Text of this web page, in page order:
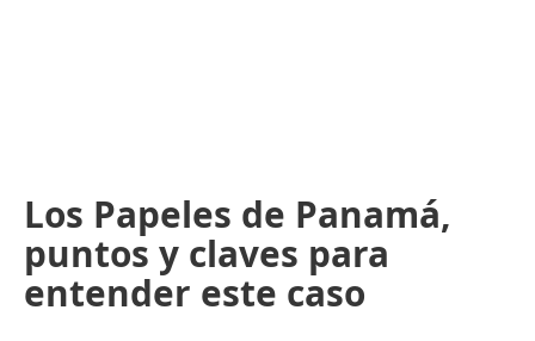
Los Papeles de Panamá,
puntos y claves para
entender este caso